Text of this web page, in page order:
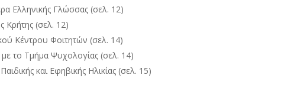
Ελληνικής Γλώσσας (σελ. 12)
Κρήτης (σελ. 12)
Κέντρου Φοιτητών (σελ. 14)
το Τμήμα Ψυχολογίας (σελ. 14)
και Εφηβικής Ηλικίας (σελ. 15)